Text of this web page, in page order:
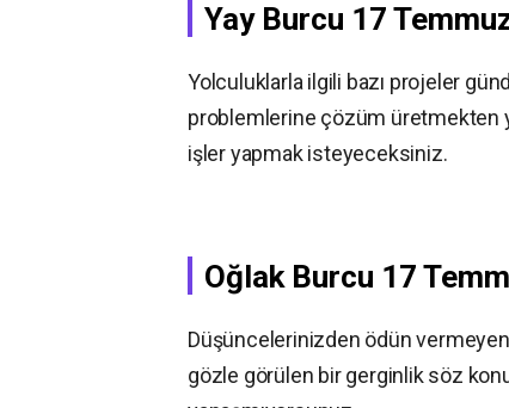
Yay Burcu 17
Yolculuklarla ilgili bazı projeler
problemlerine çözüm üretmekten
işler yapmak isteyeceksiniz.
Oğlak Burcu 17
Düşüncelerinizden ödün vermeyen
gözle görülen bir gerginlik söz